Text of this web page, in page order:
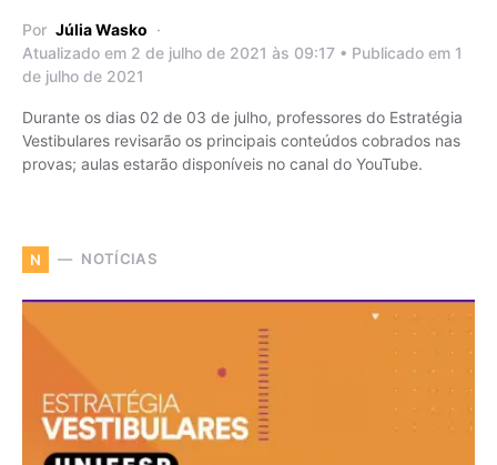
Por Júlia Wasko
Atualizado em 2 de julho de 2021 às 09:17 • Publicado em 1
de julho de 2021
Durante os dias 02 de 03 de julho, professores do Estratégia
Vestibulares revisarão os principais conteúdos cobrados nas
provas; aulas estarão disponíveis no canal do YouTube.
N NOTÍCIAS